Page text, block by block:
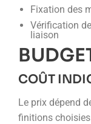
Fixation des
Vérification
liaison
COÛT
Le prix dépend
finitions